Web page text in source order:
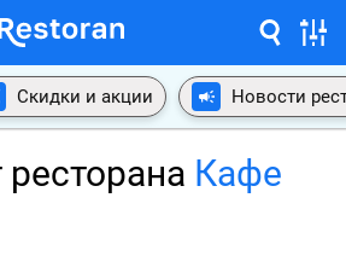
Скидки и акции Новости
Кафе